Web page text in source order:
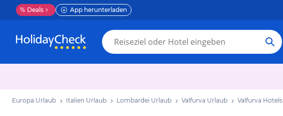
% Deals App herunterladen
Europa Urlaub Italien Urlaub Lombardei Urlaub Valfurva Urlaub Valfurva Hotels